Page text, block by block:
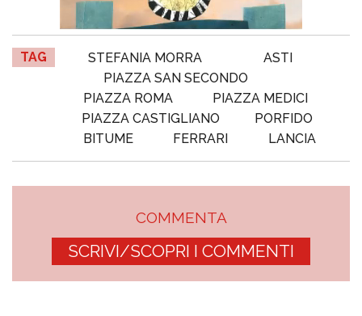
TAG STEFANIA MORRA
ASTI
PIAZZA SAN SECONDO
PIAZZA ROMA
PIAZZA MEDICI
PIAZZA CASTIGLIANO
PORFIDO
BITUME
FERRARI LANCIA
COMMENTA
SCRIVI/SCOPRI I COMMENTI